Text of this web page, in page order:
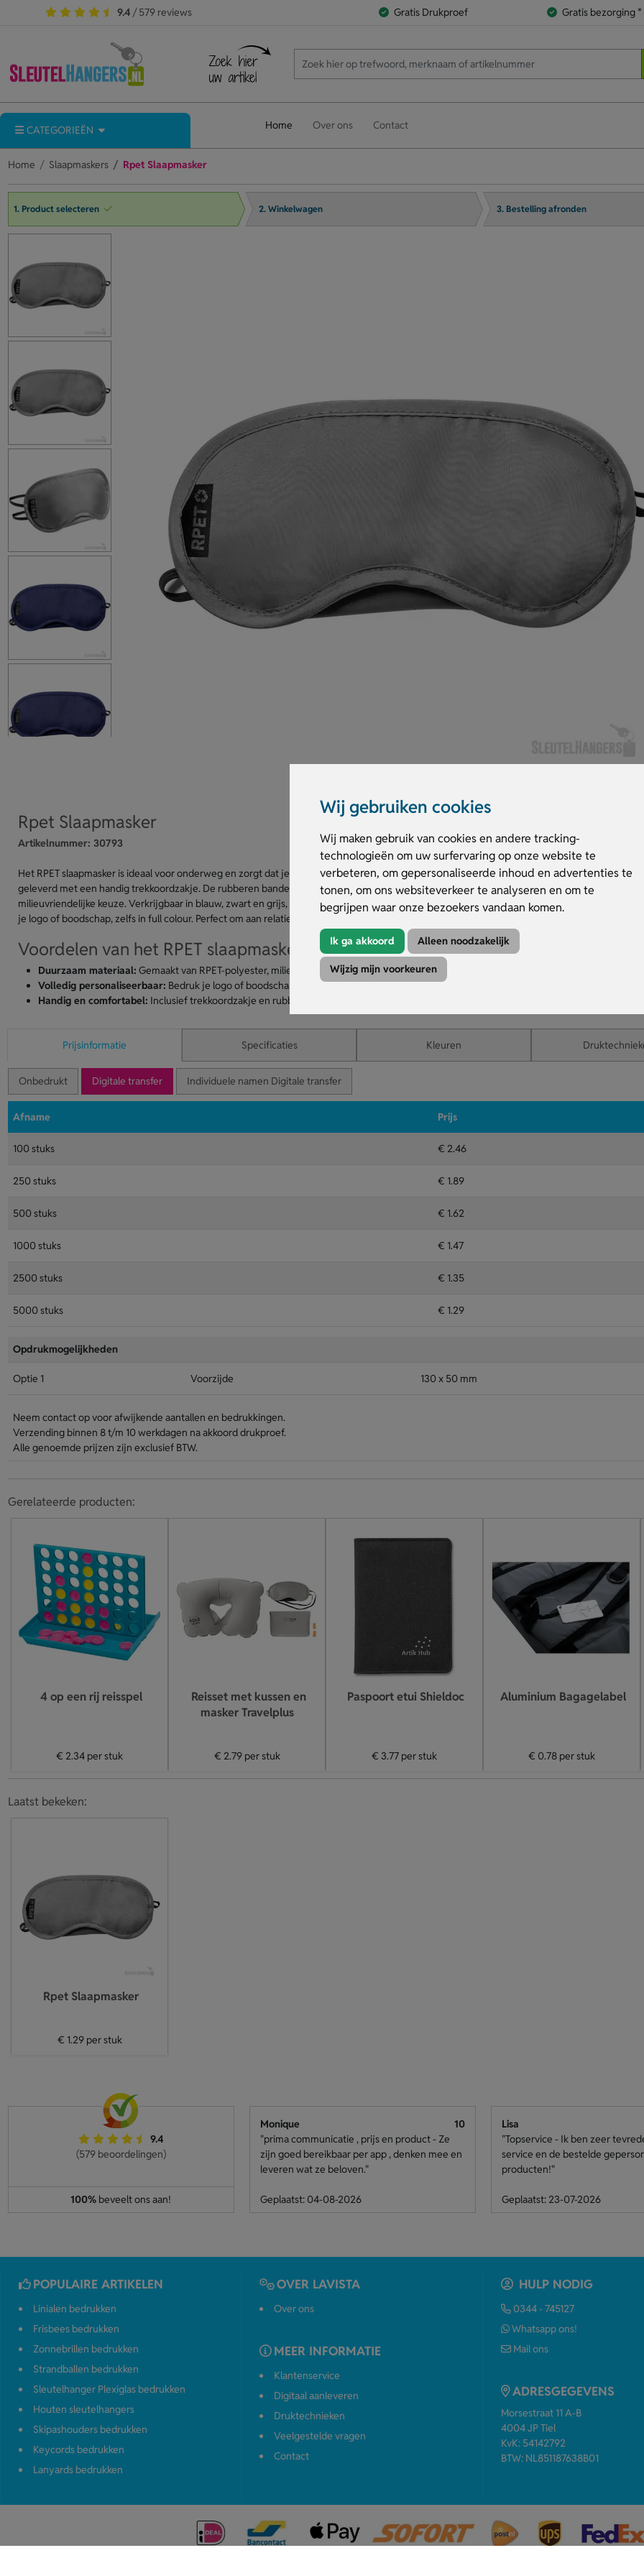
Wij gebruiken cookies
Wij maken gebruik van cookies en andere tracking-
technologieën om uw surfervaring op onze website te
verbeteren, om gepersonaliseerde inhoud en advertenties te
tonen, om ons websiteverkeer te analyseren en om te
begrijpen waar onze bezoekers vandaan komen.
Ik ga akkoord Alleen noodzakelijk
Wijzig mijn voorkeuren
9.4 / 579 reviews Gratis Drukproef Gratis bezorging *
CATEGORIEËN Home Over ons Contact
Home Slaapmaskers Rpet Slaapmasker
1. Product selecteren 2. Winkelwagen 3. Bestelling afronden
Rpet Slaapmasker
Artikelnummer: 30793
Het RPET slaapmasker is ideaal voor onderweg en zorgt dat je ongestoord kunt rusten. Dit duurzame masker is gemaakt van RPET-polyester
geleverd met een handig trekkoordzakje. De rubberen banden zorgen voor een comfortabele pasvorm en het herkenbare RPET-label
milieuvriendelijke keuze. Verkrijgbaar in blauw, zwart en grijs, met een formaat van 185×90 mm. Laat het RPET slaapmasker eenvoudig
je logo of boodschap, zelfs in full colour. Perfect om aan relaties te geven. Bestel snel en maak een blijvende indruk!
Voordelen van het RPET slaapmasker
Duurzaam materiaal: Gemaakt van RPET-polyester, milieuvriendelijk en herbruikbaar.
Volledig personaliseerbaar: Bedruk je logo of boodschap op de voorzijde, ook in full colour.
Handig en comfortabel: Inclusief trekkoordzakje en rubberen banden voor een goede pasvorm onderweg.
Prijsinformatie Specificaties Kleuren
Onbedrukt Digitale transfer Individuele namen Digitale transfer
Afname Prijs
100 stuks € 2.46
250 stuks € 1.89
500 stuks € 1.62
1000 stuks € 1.47
2500 stuks € 1.35
5000 stuks € 1.29
Opdrukmogelijkheden
Optie 1 Voorzijde 130 x 50 mm
Neem contact op voor afwijkende aantallen en bedrukkingen.
Verzending binnen 8 t/m 10 werkdagen na akkoord drukproef.
Alle genoemde prijzen zijn exclusief BTW.
Gerelateerde producten:
4 op een rij reisspel
€ 2.34 per stuk
Reisset met kussen en
masker Travelplus
€ 2.79per stuk
Paspoort etui Shieldoc
€ 3.77 per stuk
Aluminium Bagagelabel
€ 0.78 per stuk
Laatst bekeken:
Rpet Slaapmasker
€ 1.29per stuk
9.4
(579 beoordelingen)
100% beveelt ons aan!
Monique
10
"prima communicatie , prijs en product - Ze
zijn goed bereikbaar per app , denken mee en
leveren wat ze beloven."
Geplaatst: 04-08-2026
Lisa
"Topservice - Ik ben zeer
service en de bestelde
producten!"
Geplaatst: 23-07-2026
POPULAIRE ARTIKELEN
Linialen bedrukken
Frisbees bedrukken
Zonnebrillen bedrukken
Strandballen bedrukken
Sleutelhanger Plexiglas bedrukken
Houten sleutelhangers
Skipashouders bedrukken
Keycords bedrukken
Lanyards bedrukken
OVER LAVISTA
Over ons
MEER INFORMATIE
Klantenservice
Digitaal aanleveren
Druktechnieken
Veelgestelde vragen
Contact
HULP NODIG
0344 - 745127
Whatsapp ons!
Mail ons
ADRESGEGEVENS
Morsestraat 11 A-B
4004 JP Tiel
KvK: 54142792
BTW: NL851187638B01